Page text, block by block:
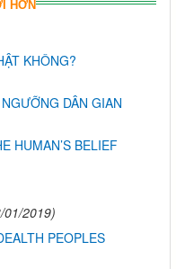
HƠN
KHÔNG?
DÂN GIAN
HUMAN’S BELIEF
01/2019)
PEOPLES